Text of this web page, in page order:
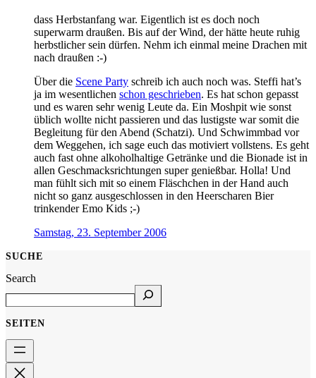
dass Herbstanfang war. Eigentlich ist es doch noch
superwarm draußen. Bis auf der Wind, der hätte heute ruhig
herbstlicher sein dürfen. Nehm ich einmal meine Drachen mit
nach draußen :-)
Über die Scene Party schreib ich auch noch was. Steffi hat’s
ja im wesentlichen schon geschrieben. Es hat schon gepasst
und es waren sehr wenig Leute da. Ein Moshpit wie sonst
üblich wollte nicht passieren und das lustigste war somit die
Begleitung für den Abend (Schatzi). Und Schwimmbad vor
dem Weggehen, ich sage euch das motiviert vollstens. Es geht
auch fast ohne alkoholhaltige Getränke und die Bionade ist in
allen Geschmacksrichtungen super genießbar. Holla! Und
man fühlt sich mit so einem Fläschchen in der Hand auch
nicht so ganz ausgeschlossen in den Heerscharen Bier
trinkender Emo Kids ;-)
Samstag, 23. September 2006
SUCHE
Search
SEITEN